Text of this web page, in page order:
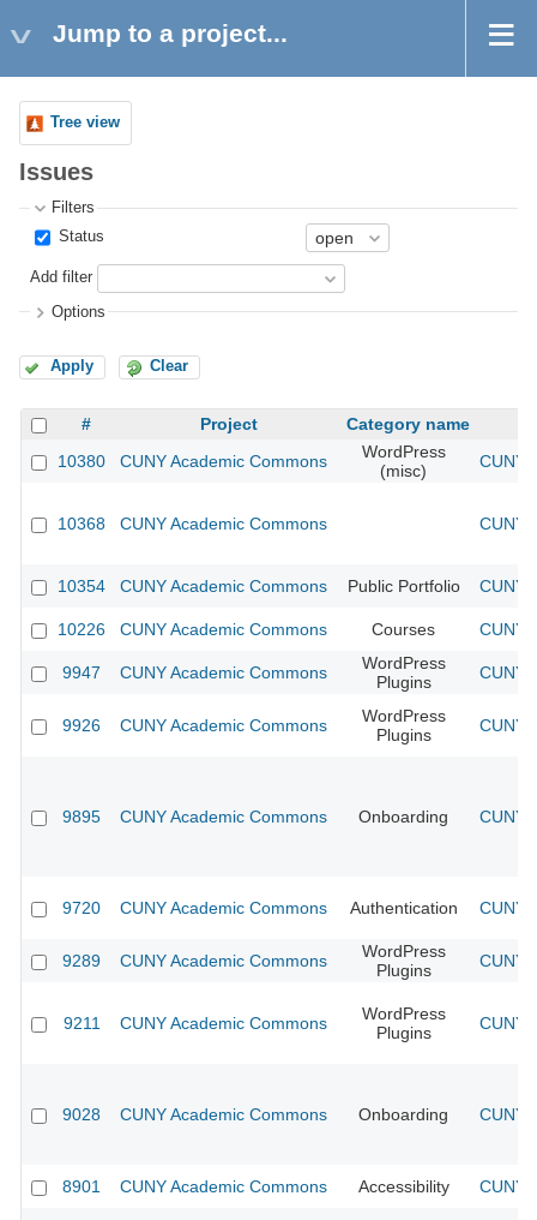
Jump to a project...
Tree view
Issues
Filters
Status
Add filter
Options
Apply Clear
# Project
Category name
10380
CUNY Academic Commons
WordPress
(misc)
CUNY
10368 CUNY Academic Commons CUNY
10354 CUNY Academic Commons Public Portfolio CUNY
10226 CUNY Academic Commons Courses CUNY
9947 CUNY Academic Commons
WordPress
Plugins
CUNY
9926 CUNY Academic Commons
WordPress
Plugins
CUNY
9895 CUNY Academic Commons Onboarding CUNY
9720 CUNY Academic Commons Authentication CUNY
9289 CUNY Academic Commons
WordPress
Plugins
CUNY
9211 CUNY Academic Commons
WordPress
Plugins
CUNY
9028 CUNY Academic Commons Onboarding CUNY
8901 CUNY Academic Commons Accessibility CUNY